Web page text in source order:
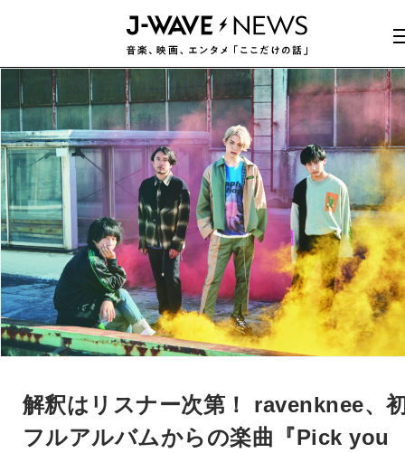
解釈はリスナー次第！ ravenknee、
フルアルバムからの楽曲『Pick you